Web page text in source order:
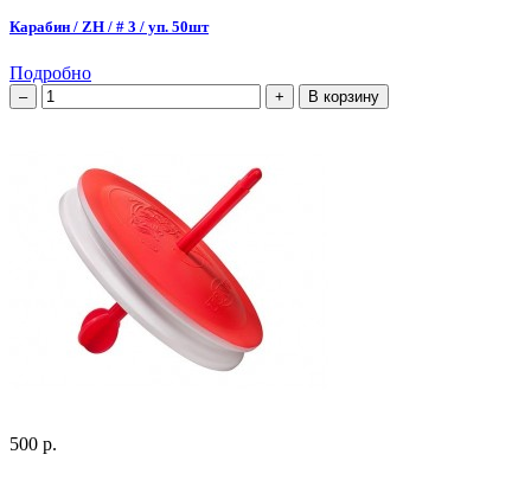
Карабин / ZH / # 3 / уп. 50шт
Подробно
В корзину
500 р.